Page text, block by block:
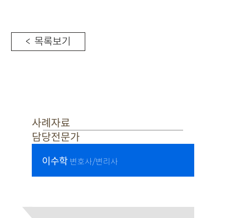
< 목록보기
사례자료
담당전문가
이수학 변호사/변리사